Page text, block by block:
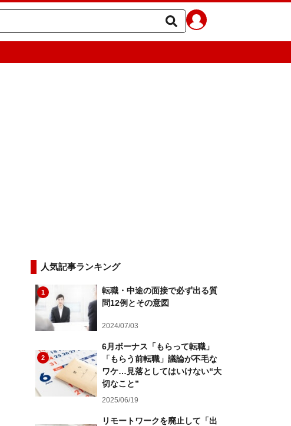
人気記事ランキング
1
転職・中途の面接で必ず出る質
問12例とその意図
2024/07/03
2
6月ボーナス「もらって転職」
「もらう前転職」議論が不毛な
ワケ…見落としてはいけない“大
切なこと”
2025/06/19
リモートワークを廃止して「出